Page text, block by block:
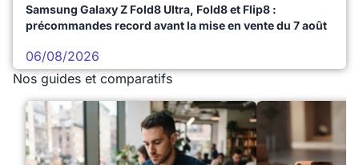
Samsung Galaxy Z Fold8 Ultra, Fold8 et Flip8 :
précommandes record avant la mise en vente du 7 août
06/08/2026
Nos guides et comparatifs